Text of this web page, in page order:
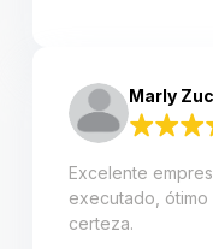
Marly
Excelente
executado,
certeza.